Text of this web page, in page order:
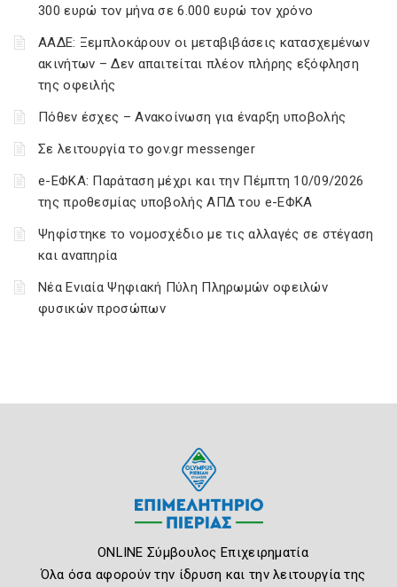
300 ευρώ τον μήνα σε 6.000 ευρώ τον χρόνο
ΑΑΔΕ: Ξεμπλοκάρουν οι μεταβιβάσεις κατασχεμένων
ακινήτων – Δεν απαιτείται πλέον πλήρης εξόφληση
της οφειλής
Πόθεν έσχες – Ανακοίνωση για έναρξη υποβολής
Σε λειτουργία το gov.gr messenger
e-ΕΦΚΑ: Παράταση μέχρι και την Πέμπτη 10/09/2026
της προθεσμίας υποβολής ΑΠΔ του e-ΕΦΚΑ
Ψηφίστηκε το νομοσχέδιο με τις αλλαγές σε στέγαση
και αναπηρία
Νέα Ενιαία Ψηφιακή Πύλη Πληρωμών οφειλών
φυσικών προσώπων
ONLINE Σύμβουλος Επιχειρηματία
Όλα όσα αφορούν την ίδρυση και την λειτουργία της